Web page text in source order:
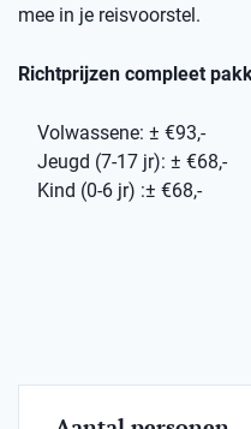
mee in je reisvoorstel.
Richtprijzen compleet
Volwassene: ± €93,-
Jeugd (7-17 jr): ± €68,-
Kind (0-6 jr) :± €68,-